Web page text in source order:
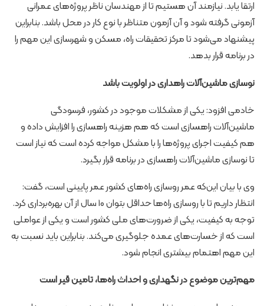
ارتقا یابد. نیازمند آن هستیم تا از مهندسان ناظر پروژه‌های عمرانی
آزمونی گرفته شود و آن آزمون متناظر با نوع کار در محل باشد. بنابراین
پیشنهاد می‌شود تا مرکز تحقیقات راه، مسکن و شهرسازی این مهم را
در برنامه قرار بدهد.
نوسازی ماشین‌آلات راهداری در اولویت باشد
خادمی افزود: یکی از مشکلات موجود در کشور، فرسودگی
ماشین‌آلات راهسازی است که هم هزینه راهسازی را افزایش داده و
هم کیفیت اجرای پروژه‌ها را با مشکل مواجه کرده است که نیاز است
تا نوسازی ماشین‌آلات راهسازی در برنامه قرار بگیرد.
وی با بیان این‌که عمر روسازی راه‌های کشور عمر پایینی است، گفت:
انتظار داریم تا با روسازی راه‌ها حداقل بتوان ۱۰ سال از آن بهره‌برداری کرد.
توجه به کیفیت، یکی از ضرورت‌های ملی کشور است و یکی از عواملی
است که از خسارت‌های عمده جلوگیری می‌کند. بنابراین باید نسبت به
این مهم اهتمام بیشتری انجام شود.
مهم‌ترین موضوع در نگهداری و احداث راه‌ها، تامین قیر است